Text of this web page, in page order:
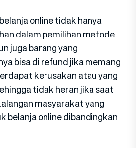
online tidak hanya
dalam pemilihan metode
juga barang yang
bisa di refund jika memang
kerusakan atau yang
tidak heran jika saat
masyarakat yang
belanja online dibandingkan